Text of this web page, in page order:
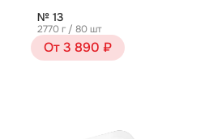
№ 13
2770 г / 80 шт
От 3 890 ₽